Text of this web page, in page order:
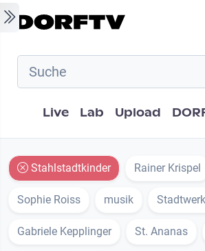
Skip to main content
Hauptnavigation
Live Lab Upload
Stahlstadtkinder Rainer Krispel
Sophie Roiss musik
Gabriele Kepplinger St. Ananas